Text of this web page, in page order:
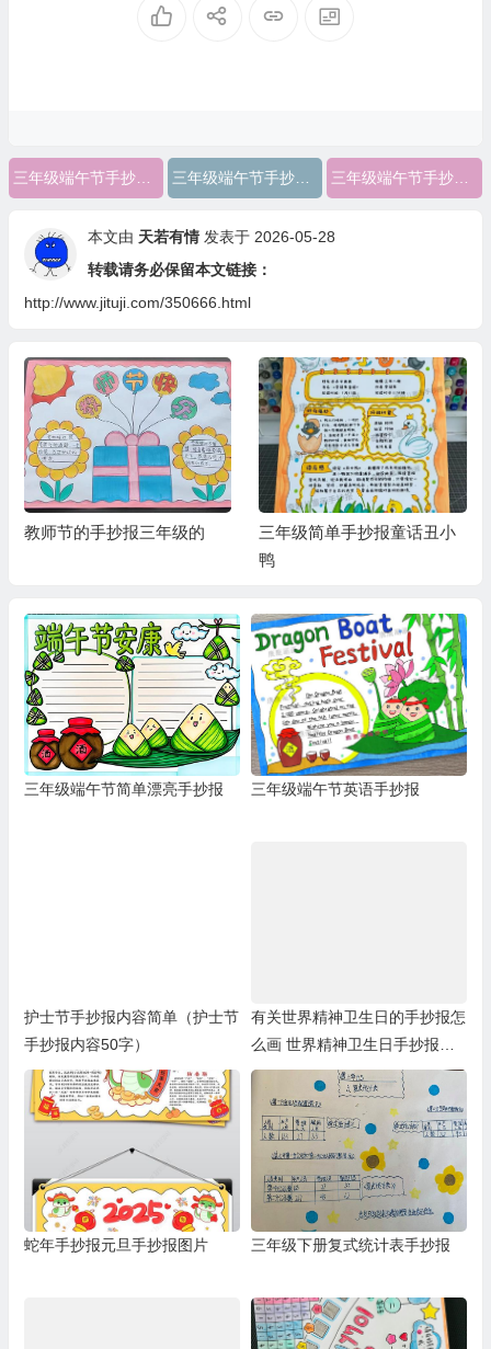
三年级端午节手抄报图片
本文由 天若有情发表于 2026-05-28
转载请务必保留本文链接：
http://www.jituji.com/350666.html
教师节的手抄报三年级的
三年级简单手抄报童话丑小
鸭
三年级端午节简单漂亮手抄报 三年级端午节英语手抄报
护士节手抄报内容简单（护士节
手抄报内容50字）
有关世界精神卫生日的手抄报怎
么画 世界精神卫生日手抄报模
板
蛇年手抄报元旦手抄报图片 三年级下册复式统计表手抄报